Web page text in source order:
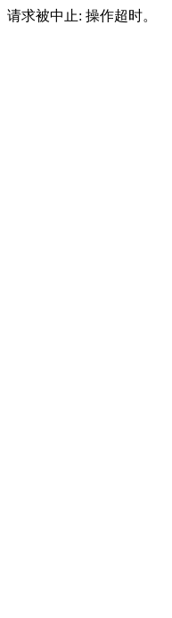
请求被中止: 操作超时。